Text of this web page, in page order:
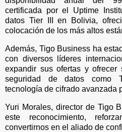
certificada por el Uptime
datos Tier III en Bolivia,
colocación de los más altos
Además, Tigo Business ha
con diversos líderes
expandir sus ofertas y ofrecer
seguridad de datos como
tecnología de cifrado avanzada
Yuri Morales, director de Tigo
este reconocimiento,
convertirnos en el aliado de